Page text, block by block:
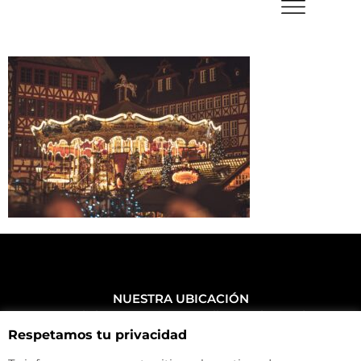
NUESTRA UBICACIÓN
Haz click aquí y mira como llegar a la tienda
CONTACTA CON NOSOTROS
+34 972 500 449
Respetamos tu privacidad